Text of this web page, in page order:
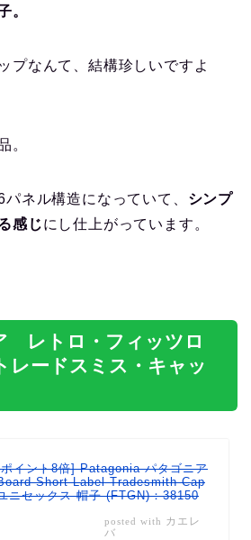
。
プなんて、結構珍しいですよ
。
ネル構造になっていて、 シンプ
感じにし仕上がっています。
レトロ・フィッツロ
レードスミス・キャッ
イント8倍] Patagonia パタゴニア
Short Label Tradesmith Cap
ニセックス 帽子 (FTGN)：38150
posted with カエレ
バ